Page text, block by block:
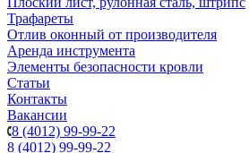
Трафареты
Отлив оконный от производителя
Аренда инструмента
Элементы безопасности кровли
Статьи
Контакты
Вакансии
8 (4012) 99-99-22
8 (4012) 99-99-22